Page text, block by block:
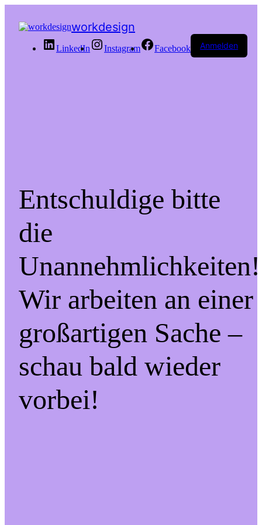
workdesign
LinkedIn Instagram Facebook Anmelden
Entschuldige bitte
die
Unannehmlichkeiten!
Wir arbeiten an einer
großartigen Sache –
schau bald wieder
vorbei!